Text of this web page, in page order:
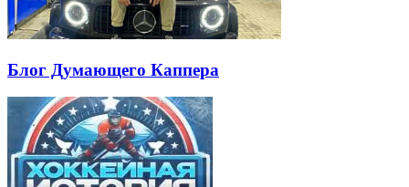
Блог Думающего Каппера